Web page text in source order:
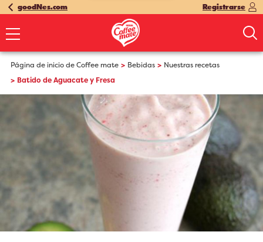
goodNes.com Registrarse
Página de inicio de Coffee mate Bebidas
Nuestras recetas
Batido de Aguacate y Fresa